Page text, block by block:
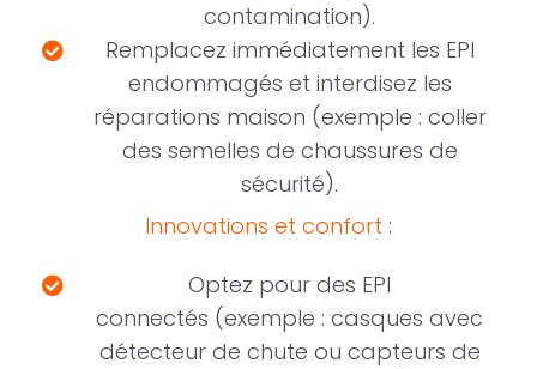
contamination).
Remplacez immédiatement les EPI
endommagés et interdisez les
réparations maison (exemple : coller
des semelles de chaussures de
sécurité).
Innovations et confort :
Optez pour des EPI
connectés (exemple : casques avec
détecteur de chute ou capteurs de